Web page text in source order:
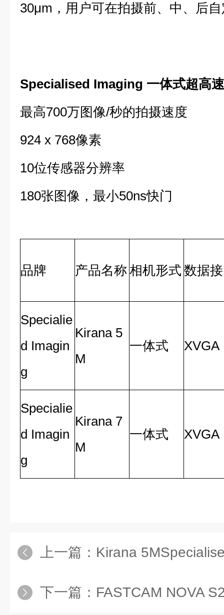
30μm，用户可在拍摄前、中、后
Specialised Imaging 一体式超高
最高700万图像/秒的拍摄速度
924 x 768像素
10位传感器分辨率
180张图像，最小50ns快门
品牌 产品名称相机形式 数据
Specialie
d Imagin
g
Kirana 5
M
一体式 XVGA
Specialie
d Imagin
g
Kirana 7
M
一体式 XVGA
上一篇： Kirana 5MSpecialised
下一篇： FASTCAM NOVA